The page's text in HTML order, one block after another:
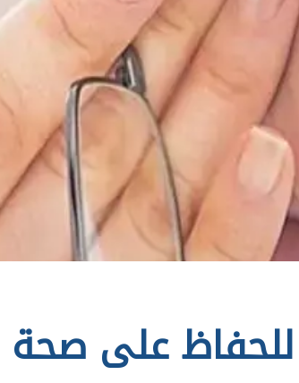
على صحة